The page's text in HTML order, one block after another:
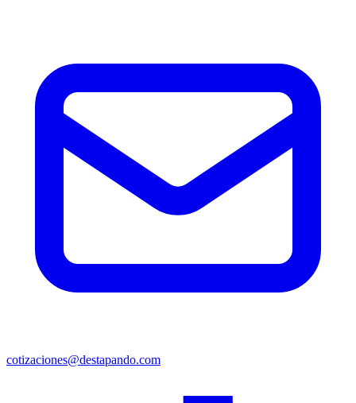
cotizaciones@destapando.com